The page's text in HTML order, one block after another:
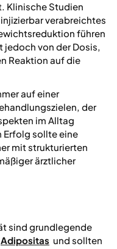
Klinische Studien
verabreichtes
führen
jedoch von der Dosis,
Reaktion auf die
auf einer
der
im Alltag
Erfolg sollte eine
mit strukturierten
ärztlicher
sind grundlegende
Adipositas und sollten